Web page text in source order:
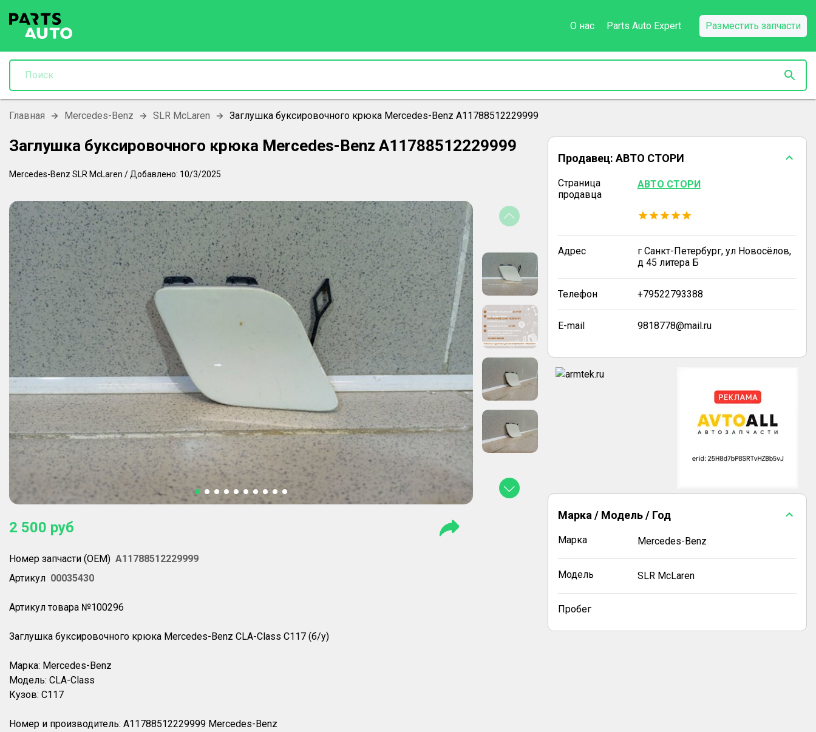
О нас Parts Auto Expert Разместить запчасти
Главная Mercedes-Benz SLR McLaren Заглушка буксировочного крюка Mercedes-Benz A11788512229999
Заглушка буксировочного крюка Mercedes-Benz A11788512229999
Mercedes-Benz SLR McLaren / Добавлено: 10/3/2025
2 500 руб
Номер запчасти (OEM) A11788512229999
Артикул 00035430
Артикул товара №100296
Заглушка буксировочного крюка Mercedes-Benz CLA-Class C117 (б/у)
Марка: Mercedes-Benz
Модель: CLA-Class
Кузов: C117
Номер и производитель: A11788512229999 Mercedes-Benz
Продавец: АВТО СТОРИ
Страница
продавца
АВТО СТОРИ
Адрес
г Санкт-Петербург, ул Новосёлов,
д 45 литера Б
Телефон +79522793388
E-mail 9818778@mail.ru
Марка / Модель / Год
Марка Mercedes-Benz
Модель SLR McLaren
Пробег